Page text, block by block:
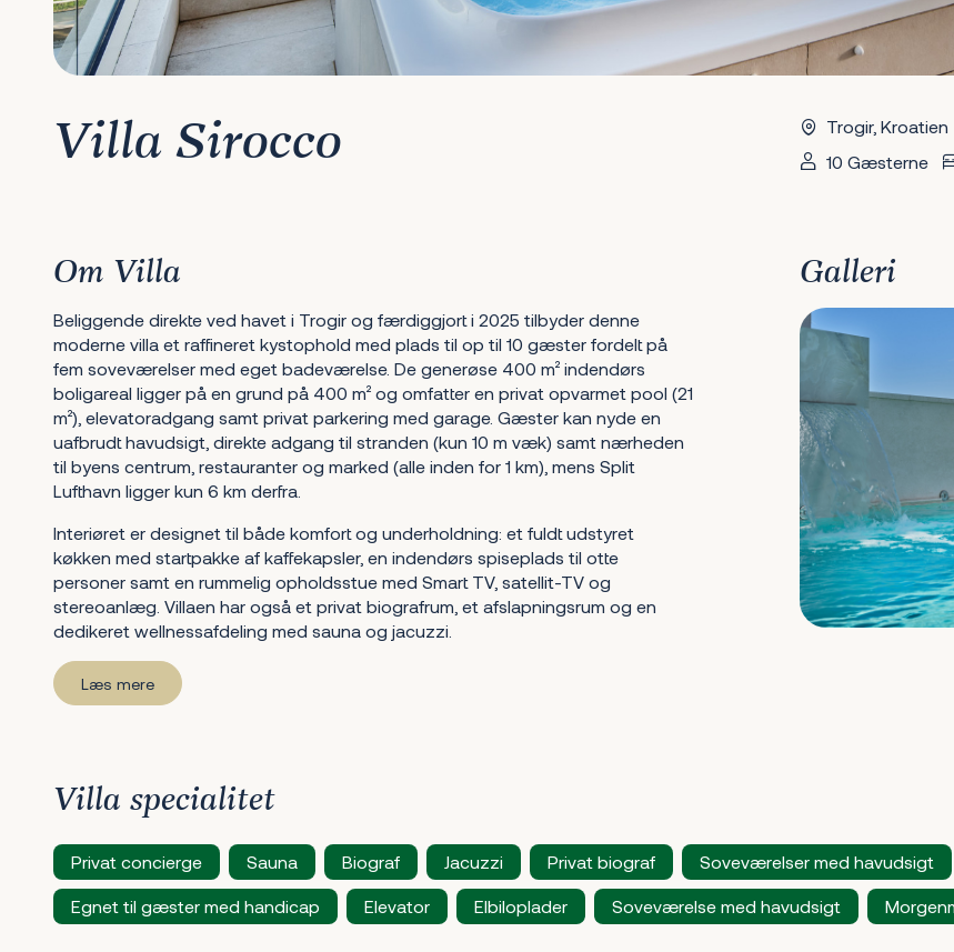
Villa Sirocco
Trogir, Kroatien
10 Gæsterne
Om Villa
Beliggende direkte ved havet i Trogir og færdiggjort i 2025 tilbyder denne
moderne villa et raffineret kystophold med plads til op til 10 gæster fordelt på
fem soveværelser med eget badeværelse. De generøse 400 m² indendørs
boligareal ligger på en grund på 400 m² og omfatter en privat opvarmet pool (21
m²), elevatoradgang samt privat parkering med garage. Gæster kan nyde en
uafbrudt havudsigt, direkte adgang til stranden (kun 10 m væk) samt nærheden
til byens centrum, restauranter og marked (alle inden for 1 km), mens Split
Lufthavn ligger kun 6 km derfra.
Interiøret er designet til både komfort og underholdning: et fuldt udstyret
køkken med startpakke af kaffekapsler, en indendørs spiseplads til otte
personer samt en rummelig opholdsstue med Smart TV, satellit-TV og
stereoanlæg. Villaen har også et privat biografrum, et afslapningsrum og en
dedikeret wellnessafdeling med sauna og jacuzzi.
Læs mere
Galleri
Villa specialitet
Privat concierge Sauna Biograf Jacuzzi Privat biograf Soveværelser med havudsigt
Egnet til gæster med handicap Elevator Elbiloplader Soveværelse med havudsigt